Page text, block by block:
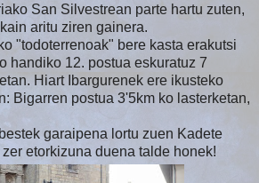
San Silvestrean parte hartu zuten,
aritu ziren gainera.
"todoterrenoak" bere kasta erakutsi
handiko 12. postua eskuratuz 7
Hiart Ibargurenek ere ikusteko
Bigarren postua 3'5km ko lasterketan,
garaipena lortu zuen Kadete
etorkizuna duena talde honek!